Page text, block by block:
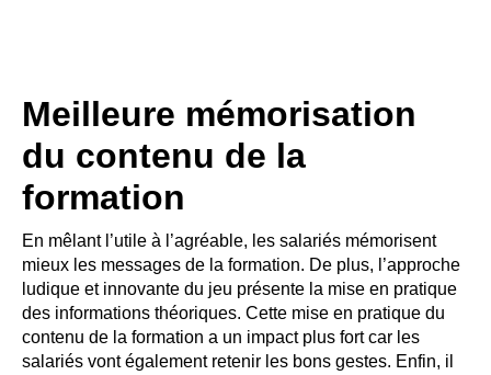
Meilleure mémorisation
du contenu de la
formation
En mêlant l’utile à l’agréable, les salariés mémorisent
mieux les messages de la formation. De plus, l’approche
ludique et innovante du jeu présente la mise en pratique
des informations théoriques. Cette mise en pratique du
contenu de la formation a un impact plus fort car les
salariés vont également retenir les bons gestes. Enfin, il